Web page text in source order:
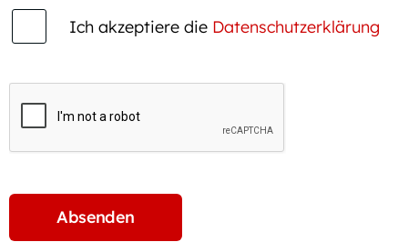
Ich akzeptiere die Datenschutzerklärung